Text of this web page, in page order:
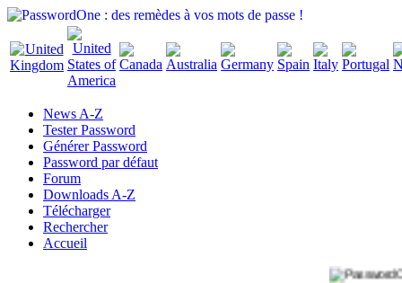
News A-Z
Tester Password
Générer Password
Password par défaut
Forum
Downloads A-Z
Télécharger
Rechercher
Accueil